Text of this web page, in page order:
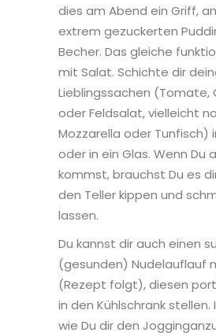
dies am Abend ein Griff,
extrem gezuckerten
Becher. Das gleiche
mit Salat. Schichte dir
Lieblingssachen (Tomate,
oder Feldsalat, vielleicht
Mozzarella oder Tunfisch)
oder in ein Glas. Wenn Du
kommst, brauchst Du es
den Teller kippen und
lassen.
Du kannst dir auch einen
(gesunden) Nudelauflauf
(Rezept folgt), diesen
in den Kühlschrank stellen.
wie Du dir den